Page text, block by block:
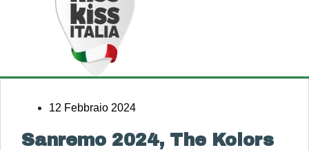
12 Febbraio 2024
Sanremo 2024, The Kolors